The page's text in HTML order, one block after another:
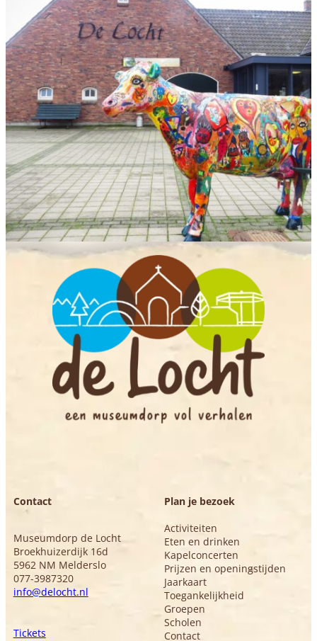
Contact
Museumdorp de Locht
Broekhuizerdijk 16d
5962 NM Melderslo
077-3987320
info@delocht.nl
Tickets
Plan je bezoek
Activiteiten
Eten en drinken
Kapelconcerten
Prijzen en openingstijden
Jaarkaart
Toegankelijkheid
Groepen
Scholen
Contact